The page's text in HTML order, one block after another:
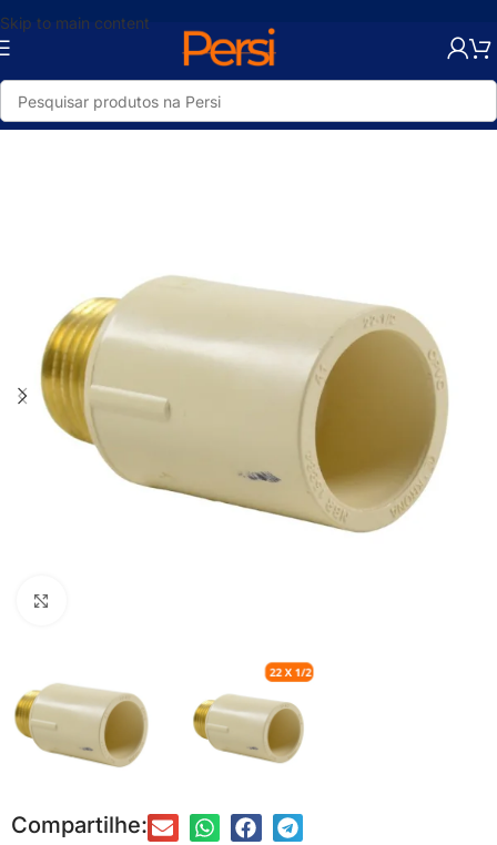
Skip to main content
Início/Loja/Hidráulica/Tubos e Conexões
Compartilhe: